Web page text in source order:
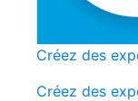
Créez des
Créez des